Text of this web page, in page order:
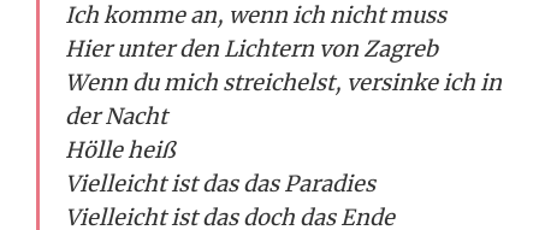
Ich komme an, wenn ich nicht muss
Hier unter den Lichtern von Zagreb
Wenn du mich streichelst, versinke ich in
der Nacht
Hölle heiß
Vielleicht ist das das Paradies
Vielleicht ist das doch das Ende